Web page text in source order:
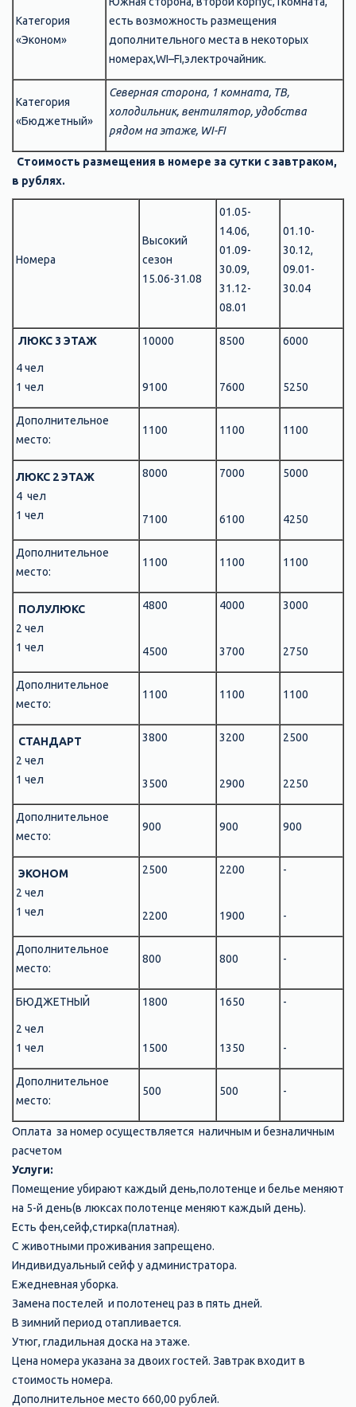
Категория
«Эконом»
есть возможность размещения
дополнительного места в некоторых
номерах,WI–FI,электрочайник.
Категория
«Бюджетный»
Северная сторона, 1 комната, ТВ,
холодильник, вентилятор, удобства
рядом на этаже, WI-FI
Стоимость размещения в номере за сутки с завтраком,
в рублях.
Номера
Высокий
сезон
15.06-31.08
01.05-
14.06,
01.09-
30.09,
31.12-
08.01
01.10-
30.12,
09.01-
30.04
ЛЮКС 3 ЭТАЖ
4 чел
1 чел
10000
9100
8500
7600
6000
5250
Дополнительное
место:
1100 1100 1100
ЛЮКС 2 ЭТАЖ
4 чел
1 чел
8000
7100
7000
6100
5000
4250
Дополнительное
место:
1100 1100 1100
ПОЛУЛЮКС
2 чел
1 чел
4800
4500
4000
3700
3000
2750
Дополнительное
место:
1100 1100 1100
СТАНДАРТ
2 чел
1 чел
3800
3500
3200
2900
2500
2250
Дополнительное
место:
900 900 900
ЭКОНОМ
2 чел
1 чел
2500
2200
2200
1900
-
-
Дополнительное
место:
800 800 -
БЮДЖЕТНЫЙ
2 чел
1 чел
1800
1500
1650
1350
-
-
Дополнительное
место:
500 500 -
Оплата за номер осуществляется наличным и безналичным
расчетом
Услуги:
Помещение убирают каждый день,полотенце и белье меняют
на 5-й день(в люксах полотенце меняют каждый день).
Есть фен,сейф,стирка(платная).
С животными проживания запрещено.
Индивидуальный сейф у администратора.
Ежедневная уборка.
Замена постелей и полотенец раз в пять дней.
В зимний период отапливается.
Утюг, гладильная доска на этаже.
Цена номера указана за двоих гостей. Завтрак входит в
стоимость номера.
Дополнительное место 660,00 рублей.